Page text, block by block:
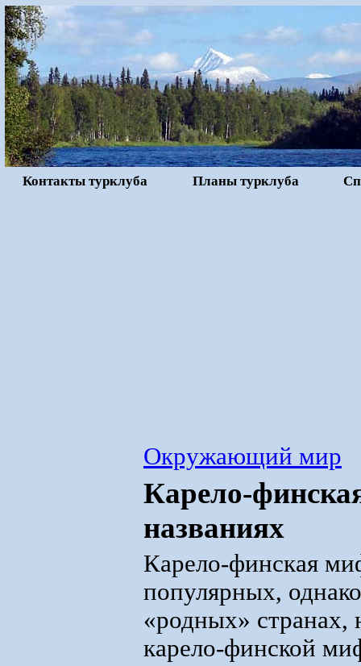
Контакты турклуба Планы турклуба
Окружающий мир
Карело-
названиях
Карело-финская
популярных,
«родных» странах,
карело-финской